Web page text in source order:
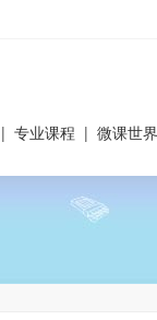
| 专业课程 | 微课世界